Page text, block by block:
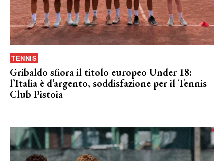
TENNIS
Gribaldo sfiora il titolo europeo Under 18:
l’Italia è d’argento, soddisfazione per il Tennis
Club Pistoia